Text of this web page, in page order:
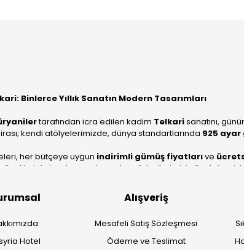
Binlerce Yıllık Sanatın Modern Tasarımları
tarafından icra edilen kadim Telkarisanatını,
kendi atölyelerimizde, dünya standartlarında 925 ayar
her bütçeye uygun indirimli gümüş fiyatlarıve
koleksiyonlarımızı hem de müşterilerimizin özel
Hotel
Alışveriş
Mesafeli Satış Sözleşmesi
Ödeme ve Teslimat